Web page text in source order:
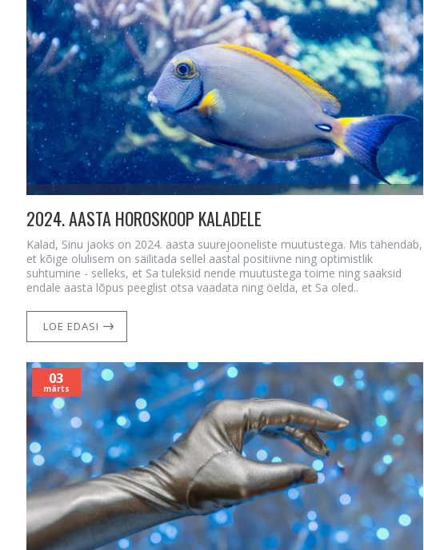
2024. AASTA HOROSKOOP KALADELE
Kalad, Sinu jaoks on 2024. aasta suurejooneliste muutustega. Mis tähendab,
et kõige olulisem on säilitada sellel aastal positiivne ning optimistlik
suhtumine - selleks, et Sa tuleksid nende muutustega toime ning saaksid
endale aasta lõpus peeglist otsa vaadata ning öelda, et Sa oled..
LOE EDASI
03
märts